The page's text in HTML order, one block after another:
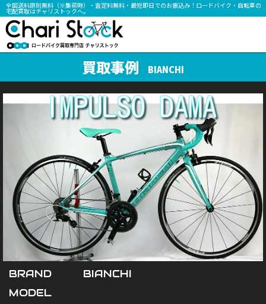
全国送料原則無料（※集荷時）・査定料無料・最短即日でのお振込み！ロードバイク・自転車の
宅配買取はチャリストックへ。
買取事例 BIANCHI
BRAND
BIANCHI
MODEL